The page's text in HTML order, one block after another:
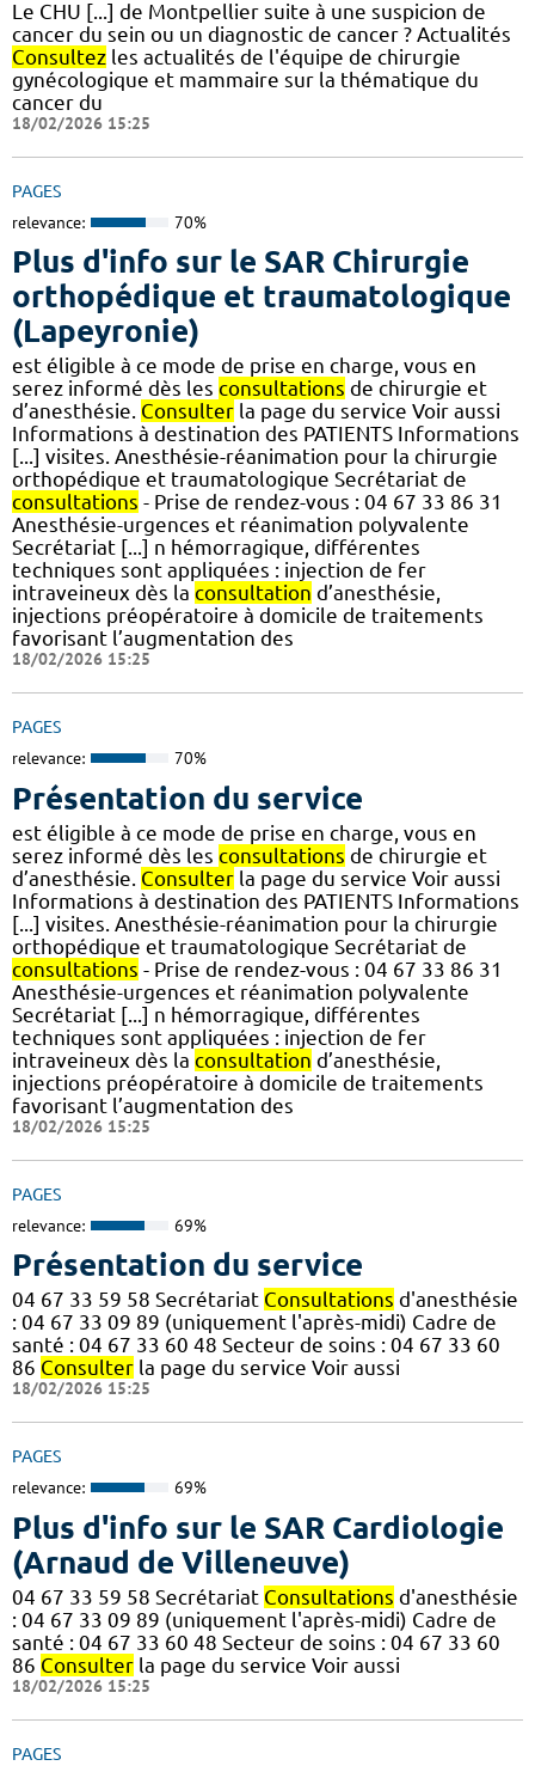
Le CHU [...] de Montpellier suite à une suspicion de
cancer du sein ou un diagnostic de cancer ? Actualités
Consultez les actualités de l'équipe de chirurgie
gynécologique et mammaire sur la thématique du
cancer du
18/02/2026 15:25
PAGES
relevance: 70%
Plus d'info sur le SAR Chirurgie
orthopédique et traumatologique
(Lapeyronie)
est éligible à ce mode de prise en charge, vous en
serez informé dès les consultations de chirurgie et
d’anesthésie. Consulter la page du service Voir aussi
Informations à destination des PATIENTS Informations
[...] visites. Anesthésie-réanimation pour la chirurgie
orthopédique et traumatologique Secrétariat de
consultations - Prise de rendez-vous : 04 67 33 86 31
Anesthésie-urgences et réanimation polyvalente
Secrétariat [...] n hémorragique, différentes
techniques sont appliquées : injection de fer
intraveineux dès la consultation d’anesthésie,
injections préopératoire à domicile de traitements
favorisant l’augmentation des
18/02/2026 15:25
PAGES
relevance: 70%
Présentation du service
est éligible à ce mode de prise en charge, vous en
serez informé dès les consultations de chirurgie et
d’anesthésie. Consulter la page du service Voir aussi
Informations à destination des PATIENTS Informations
[...] visites. Anesthésie-réanimation pour la chirurgie
orthopédique et traumatologique Secrétariat de
consultations - Prise de rendez-vous : 04 67 33 86 31
Anesthésie-urgences et réanimation polyvalente
Secrétariat [...] n hémorragique, différentes
techniques sont appliquées : injection de fer
intraveineux dès la consultation d’anesthésie,
injections préopératoire à domicile de traitements
favorisant l’augmentation des
18/02/2026 15:25
PAGES
relevance: 69%
Présentation du service
04 67 33 59 58 Secrétariat Consultations d'anesthésie
: 04 67 33 09 89 (uniquement l'après-midi) Cadre de
santé : 04 67 33 60 48 Secteur de soins : 04 67 33 60
86 Consulter la page du service Voir aussi
18/02/2026 15:25
PAGES
relevance: 69%
Plus d'info sur le SAR Cardiologie
(Arnaud de Villeneuve)
04 67 33 59 58 Secrétariat Consultations d'anesthésie
: 04 67 33 09 89 (uniquement l'après-midi) Cadre de
santé : 04 67 33 60 48 Secteur de soins : 04 67 33 60
86 Consulter la page du service Voir aussi
18/02/2026 15:25
PAGES